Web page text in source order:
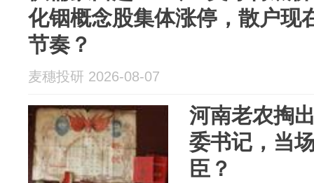
化铟概念股集体涨停，散户现
节奏？
麦穗投研 2026-08-07
河南老农掏
委书记，当
臣？